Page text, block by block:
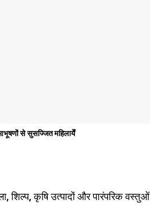
से सुसज्जित महिलायेँ
शिल्प, कृषि उत्पादों और पारंपरिक